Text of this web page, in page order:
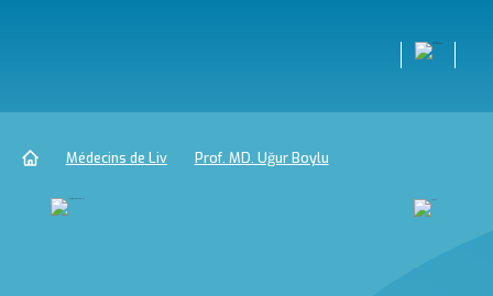
Médecins de Liv Prof. MD. Uğur Boylu